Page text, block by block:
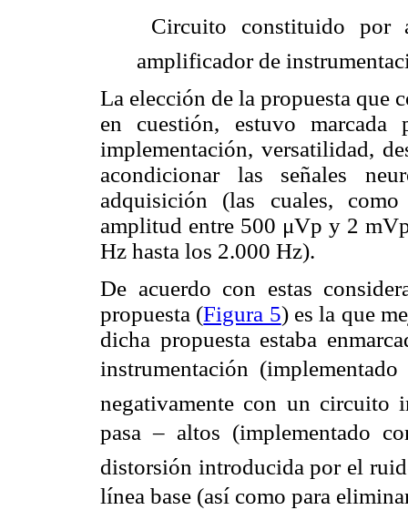
 Circuito constituido
amplificador de
La elección de la propuesta que
en cuestión, estuvo
implementación, versatilidad,
acondicionar las señales
adquisición (las cuales,
amplitud entre 500 μVp y 2
Hz hasta los 2.000 Hz).
De acuerdo con estas
propuesta (Figura 5) es la que
dicha propuesta estaba
instrumentación
negativamente con un circuito
pasa – altos (implementado
distorsión introducida por el
línea base (así como para